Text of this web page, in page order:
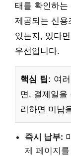
태를 확인하는
제공되는 신용
있는지, 있다
우선입니다.
핵심 팁: 여
면, 결제일을
리하면 미납
즉시 납부:
제 페이지